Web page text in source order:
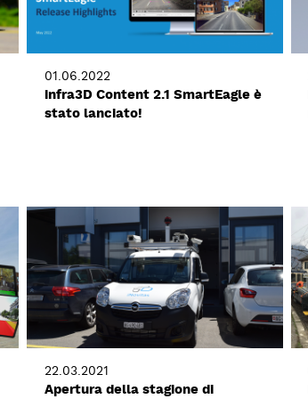
01.06.2022
infra3D Content 2.1 SmartEagle è
stato lanciato!
22.03.2021
Apertura della stagione di